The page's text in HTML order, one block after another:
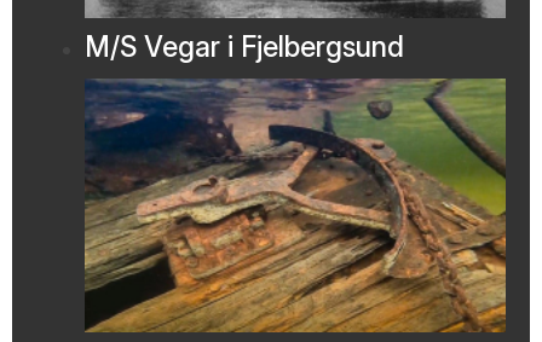
M/S Vegar i Fjelbergsund